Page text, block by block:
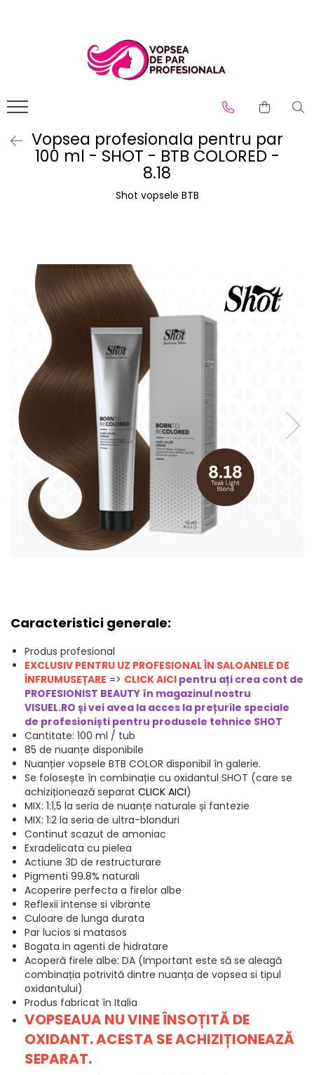
SHOT
Vopsea profesionala pentru par
100 ml - SHOT - BTB COLORED -
8.18
Shot vopsele BTB
Caracteristici generale:
Produs profesional
EXCLUSIV PENTRU UZ PROFESIONAL ÎN SALOANELE DE
ÎNFRUMUSEȚARE => CLICK AICI pentru ați crea cont de
PROFESIONIST BEAUTY în magazinul nostru
VISUEL.RO și vei avea la acces la prețurile speciale
de profesioniști pentru produsele tehnice SHOT
Cantitate: 100 ml / tub
85 de nuanțe disponibile
Nuanțier vopsele BTB COLOR disponibil în galerie.
Se folosește în combinație cu oxidantul SHOT (care se
achiziționează separat CLICK AICI)
MIX: 1:1,5 la seria de nuanțe naturale și fantezie
MIX: 1:2 la seria de ultra-blonduri
Continut scazut de amoniac
Exradelicata cu pielea
Actiune 3D de restructurare
Pigmenti 99.8% naturali
Acoperire perfecta a firelor albe
Reflexii intense si vibrante
Culoare de lunga durata
Par lucios si matasos
Bogata in agenti de hidratare
Acoperă firele albe: DA (Important este să se aleagă
combinația potrivită dintre nuanța de vopsea si tipul
oxidantului)
Produs fabricat în Italia
VOPSEAUA NU VINE ÎNSOȚITĂ DE
OXIDANT. ACESTA SE ACHIZIȚIONEAZĂ
SEPARAT.